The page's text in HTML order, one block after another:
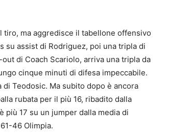
tiro, ma aggredisce il tabellone offensivo
su assist di Rodriguez, poi una tripla di
di Coach Scariolo, arriva una tripla da
cinque minuti di difesa impeccabile.
Teodosic. Ma subito dopo è ancora
rubata per il più 16, ribadito dalla
più 17 su un jumper dalla media di
46 Olimpia.